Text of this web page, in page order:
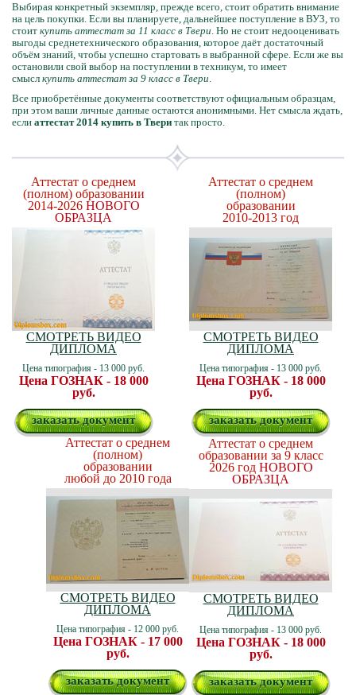
Выбирая конкретный экземпляр, прежде всего, стоит обратить внимание
на цель покупки. Если вы планируете, дальнейшее поступление в ВУЗ, то
стоит купить аттестат за 11 класс в Твери. Но не стоит недооценивать
выгоды среднетехнического образования, которое даёт достаточный
объём знаний, чтобы успешно стартовать в выбранной сфере. Если же вы
остановили свой выбор на поступлении в техникум, то имеет
смысл купить аттестат за 9 класс в Твери.
Все приобретённые документы соответствуют официальным образцам,
при этом ваши личные данные остаются анонимными. Нет смысла ждать,
если аттестат 2014 купить в Твери так просто.
Аттестат о среднем
(полном) образовании
2014-2026 НОВОГО
ОБРАЗЦА
СМОТРЕТЬ ВИДЕО
ДИПЛОМА
Цена типография - 13 000 руб.
Цена ГОЗНАК - 18 000
руб.
заказать документ
Аттестат о среднем
(полном)
образовании
2010-2013 год
СМОТРЕТЬ ВИДЕО
ДИПЛОМА
Цена типография - 13 000 руб.
Цена ГОЗНАК - 18 000
руб.
заказать документ
Аттестат о среднем
(полном)
образовании
любой до 2010 года
СМОТРЕТЬ ВИДЕО
ДИПЛОМА
Цена типография - 12 000 руб.
Цена ГОЗНАК - 17 000
руб.
заказать документ
Аттестат о среднем
образовании за 9 класс
2026 год НОВОГО
ОБРАЗЦА
СМОТРЕТЬ ВИДЕО
ДИПЛОМА
Цена типография - 13 000 руб.
Цена ГОЗНАК - 18 000
руб.
заказать документ